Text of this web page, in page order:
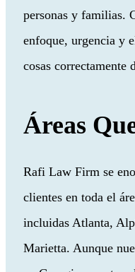
personas y familias.
enfoque, urgencia y
cosas
Áreas
Rafi Law Firm se
clientes en toda el
incluidas Atlanta,
Marietta. Aunque